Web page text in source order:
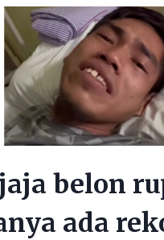
belon
ada